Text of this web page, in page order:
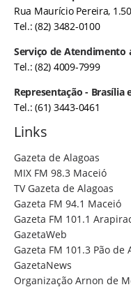
Rua Maurício Pereira,
Tel.: (82) 3482-0100
Serviço de Atendimento
Tel.: (82) 4009-7999
Representação - Brasília
Tel.: (61) 3443-0461
Links
Gazeta de Alagoas
MIX FM 98.3 Maceió
TV Gazeta de Alagoas
Gazeta FM 94.1 Maceió
Gazeta FM 101.1
GazetaWeb
Gazeta FM 101.3 Pão de
GazetaNews
Organização Arnon de